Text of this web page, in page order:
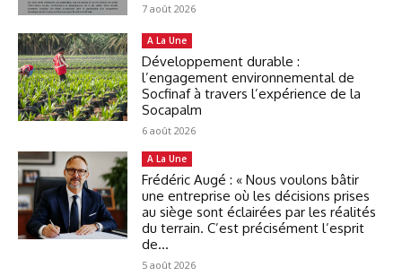
7 août 2026
A La Une
Développement durable :
l’engagement environnemental de
Socfinaf à travers l’expérience de la
Socapalm
6 août 2026
A La Une
Frédéric Augé : « Nous voulons bâtir
une entreprise où les décisions prises
au siège sont éclairées par les réalités
du terrain. C’est précisément l’esprit
de...
5 août 2026